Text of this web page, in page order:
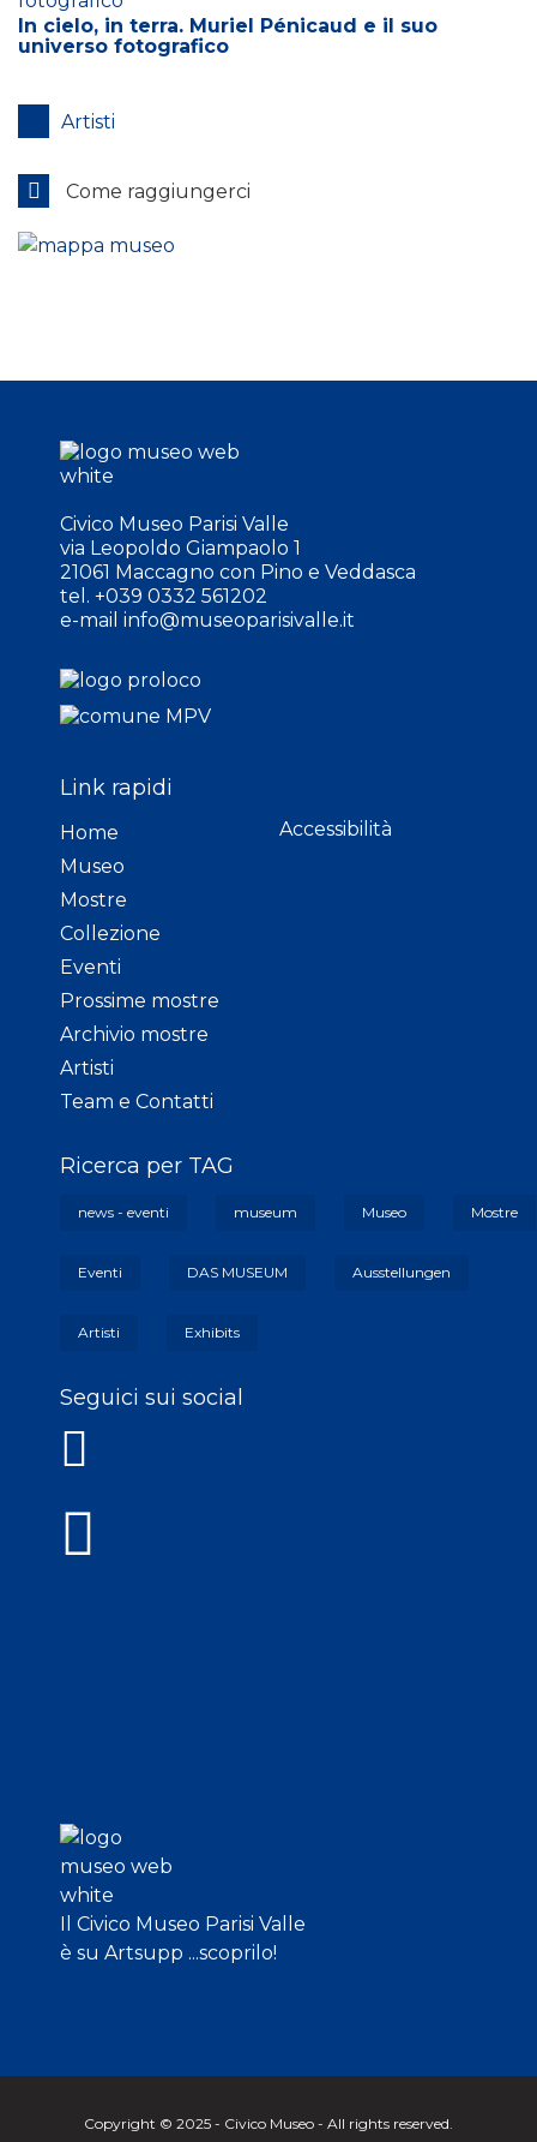
In cielo, in terra. Muriel Pénicaud e il suo
universo fotografico
Artisti
Come raggiungerci
Civico Museo Parisi Valle
via Leopoldo Giampaolo 1
21061 Maccagno con Pino e Veddasca
tel. +039 0332 561202
e-mail info@museoparisivalle.it
Link rapidi
Home
Museo
Mostre
Collezione
Eventi
Prossime mostre
Archivio mostre
Artisti
Team e Contatti
Accessibilità
Ricerca per TAG
news - eventi museum Museo Mostre
Eventi DAS MUSEUM Ausstellungen
Artisti Exhibits
Seguici sui social
Il Civico Museo Parisi Valle
è su Artsupp ...scoprilo!
Copyright © 2025 - Civico Museo - All rights reserved.